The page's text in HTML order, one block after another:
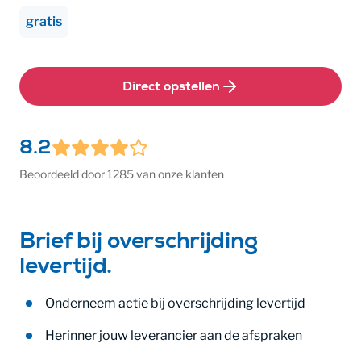
gratis
Direct opstellen
8.2
Beoordeeld door 1285 van onze klanten
Brief bij overschrijding
levertijd.
Onderneem actie bij overschrijding levertijd
Herinner jouw leverancier aan de afspraken